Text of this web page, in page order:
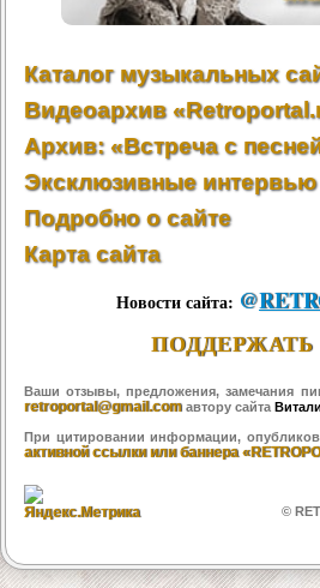
Каталог музыкальных
Видеоархив
Архив: «Встреча с
Эксклюзивные интервью
Подробно о сайте
Карта сайта
Новости сайта: @
Ваши отзывы, предложения, замечания
retroportal@gmail.com автору сайта
При цитировании информации,
активной ссылки или баннера
©